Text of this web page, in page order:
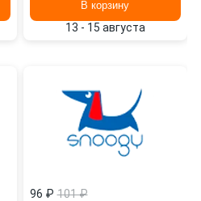
В корзину
13 - 15 августа
96 ₽ 101 ₽